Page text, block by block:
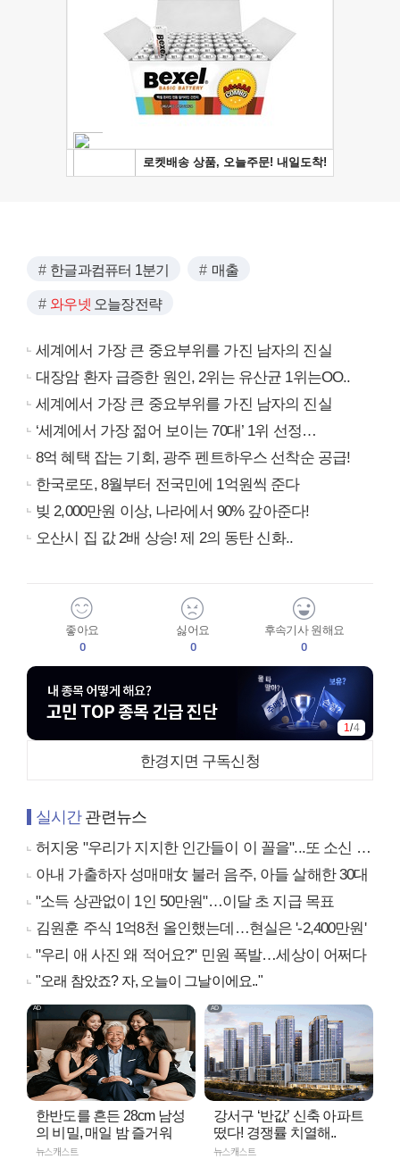
한글과컴퓨터 1분기 매출
와우넷 오늘장전략
세계에서 가장 큰 중요부위를 가진 남자의 진실
대장암 환자 급증한 원인, 2위는 유산균 1위는OO..
세계에서 가장 큰 중요부위를 가진 남자의 진실
‘세계에서 가장 젊어 보이는 70대’ 1위 선정…
8억 혜택 잡는 기회, 광주 펜트하우스 선착순 공급!
한국로또, 8월부터 전국민에 1억원씩 준다
빚 2,000만원 이상, 나라에서 90% 갚아준다!
오산시 집 값 2배 상승! 제 2의 동탄 신화..
좋아요
0
싫어요
0
후속기사 원해요
0
1/4
한경지면 구독신청
실시간관련뉴스
허지웅 "우리가 지지한 인간들이 이 꼴을"...또 소신 발언
아내 가출하자 성매매女 불러 음주, 아들 살해한 30대
"소득 상관없이 1인 50만원"…이달 초 지급 목표
김원훈 주식 1억8천 올인했는데…현실은 '-2,400만원'
"우리 애 사진 왜 적어요?" 민원 폭발…세상이 어쩌다
"오래 참았죠? 자, 오늘이 그날이에요.."
한반도를 흔든 28cm 남성
의 비밀, 매일 밤 즐거워
뉴스캐스트
강서구 ‘반값’ 신축 아파트
떴다! 경쟁률 치열해..
뉴스캐스트